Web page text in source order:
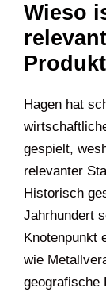
Wieso
Hagen hat
gespielt,
relevanter
Historisch
Jahrhundert
Knotenpunkt
wie
geografische